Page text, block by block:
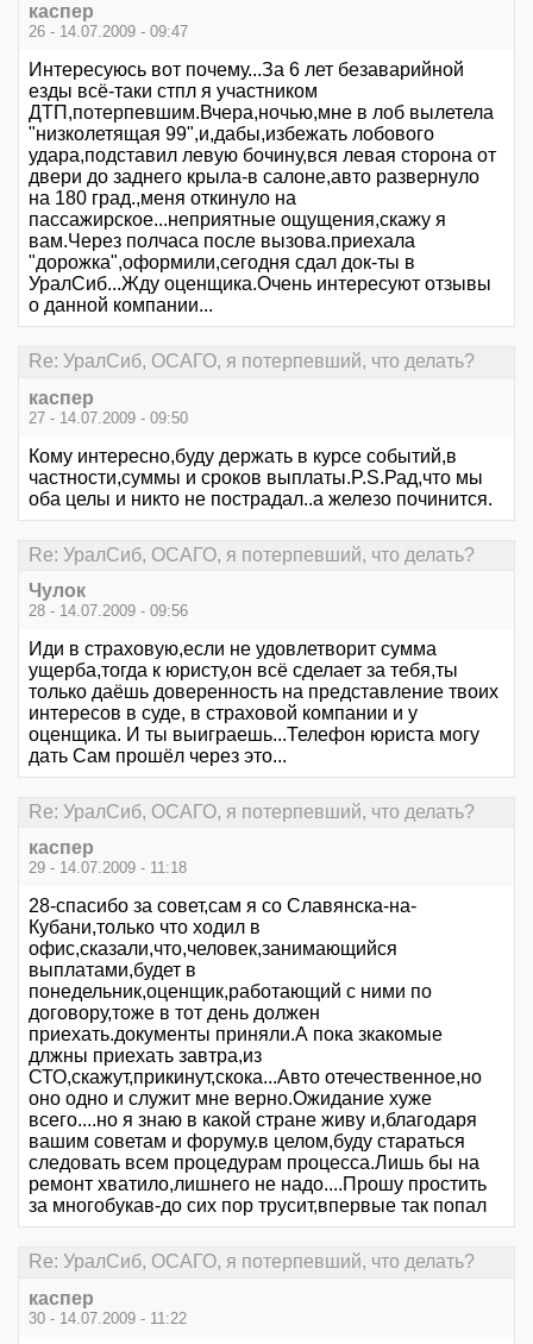
каспер
26 - 14.07.2009 - 09:47
Интересуюсь вот почему...За 6 лет безаварийной
езды всё-таки стпл я участником
ДТП,потерпевшим.Вчера,ночью,мне в лоб вылетела
"низколетящая 99",и,дабы,избежать лобового
удара,подставил левую бочину,вся левая сторона от
двери до заднего крыла-в салоне,авто развернуло
на 180 град.,меня откинуло на
пассажирское...неприятные ощущения,скажу я
вам.Через полчаса после вызова.приехала
"дорожка",оформили,сегодня сдал док-ты в
УралСиб...Жду оценщика.Очень интересуют отзывы
о данной компании...
Re: УралСиб, ОСАГО, я потерпевший, что делать?
каспер
27 - 14.07.2009 - 09:50
Кому интересно,буду держать в курсе событий,в
частности,суммы и сроков выплаты.P.S.Рад,что мы
оба целы и никто не пострадал..а железо починится.
Re: УралСиб, ОСАГО, я потерпевший, что делать?
Чулок
28 - 14.07.2009 - 09:56
Иди в страховую,если не удовлетворит сумма
ущерба,тогда к юристу,он всё сделает за тебя,ты
только даёшь доверенность на представление твоих
интересов в суде, в страховой компании и у
оценщика. И ты выиграешь...Телефон юриста могу
дать Сам прошёл через это...
Re: УралСиб, ОСАГО, я потерпевший, что делать?
каспер
29 - 14.07.2009 - 11:18
28-спасибо за совет,сам я со Славянска-на-
Кубани,только что ходил в
офис,сказали,что,человек,занимающийся
выплатами,будет в
понедельник,оценщик,работающий с ними по
договору,тоже в тот день должен
приехать.документы приняли.А пока зкакомые
длжны приехать завтра,из
СТО,скажут,прикинут,скока...Авто отечественное,но
оно одно и служит мне верно.Ожидание хуже
всего....но я знаю в какой стране живу и,благодаря
вашим советам и форуму.в целом,буду стараться
следовать всем процедурам процесса.Лишь бы на
ремонт хватило,лишнего не надо....Прошу простить
за многобукав-до сих пор трусит,впервые так попал
Re: УралСиб, ОСАГО, я потерпевший, что делать?
каспер
30 - 14.07.2009 - 11:22